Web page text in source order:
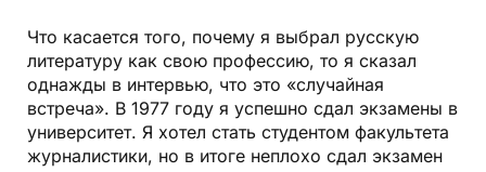
Что касается того, почему я выбрал русскую
литературу как свою профессию, то я сказал
однажды в интервью, что это «случайная
встреча». В 1977 году я успешно сдал экзамены в
университет. Я хотел стать студентом факультета
журналистики, но в итоге неплохо сдал экзамен